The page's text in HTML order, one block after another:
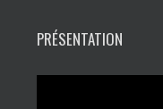
PRÉSENTATION